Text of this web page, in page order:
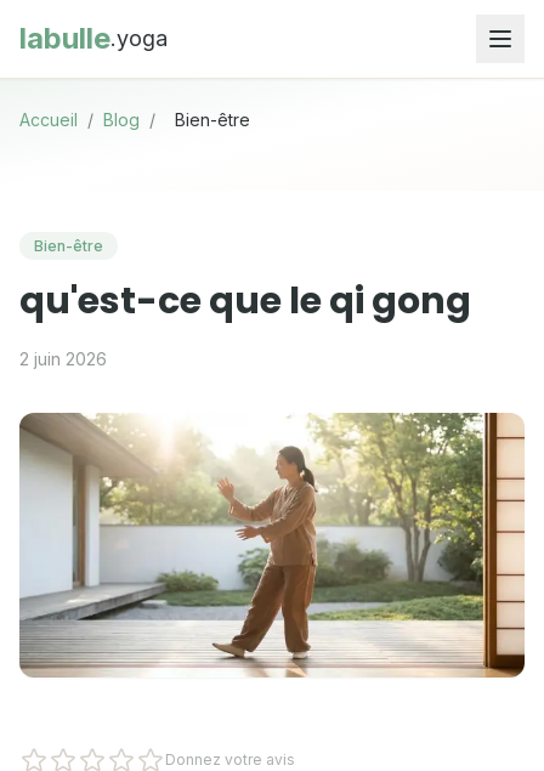
labulle.yoga
Accueil / Blog / Bien-être
Bien-être
qu'est-ce que le qi gong
2 juin 2026
Donnez votre avis